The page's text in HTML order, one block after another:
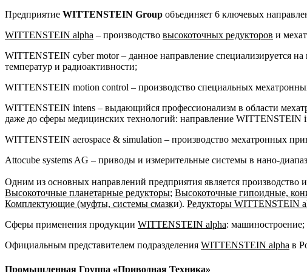
Предприятие WITTENSTEIN Group объединяет 6 ключевых
WITTENSTEIN alpha – производство высокоточных редукторов и
WITTENSTEIN cyber motor – данное направление специализируется
температур и радиоактивности;
WITTENSTEIN motion control – производство специальных
WITTENSTEIN intens – выдающийся профессионализм в области
даже до сферы медицинских технологий: направление WITTENSTEIN
WITTENSTEIN aerospace & simulation – производство мехатронных
Attocube systems AG – приводы и измерительные системы в нано-
Одним из основных направлений предприятия является производство
Высокоточные планетарные редукторы; Высокоточные гипоидные,
Комплектующие (муфты, системы смазки). Редукторы WITTENSTEIN
Сферы применения продукции WITTENSTEIN alpha: машиностроение;
Официальным представителем подразделения WITTENSTEIN alpha в
Промышленная Группа «Приводная Техника»